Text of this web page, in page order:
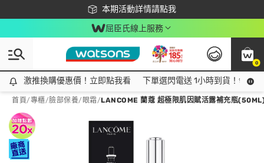
本期活動詳情請點我
下載app最高回饋$350
屈臣氏線上服務
0
激推換購優惠價！立即點我看
激推換購優惠價！立即點我看 下單選閃電送 1小時到貨！領神
首頁/專櫃/臉部保養/ 眼霜/LANCOME 蘭蔻 超極限肌因賦活露補充瓶